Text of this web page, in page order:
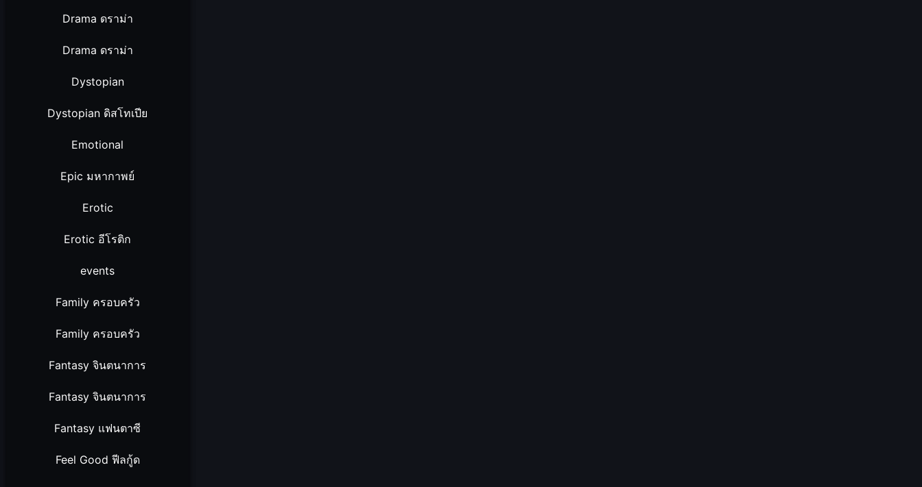
Drama ดราม่า
Drama ดราม่า
Dystopian
Dystopian ดิสโทเปีย
Emotional
Epic มหากาพย์
Erotic
Erotic อีโรติก
events
Family ครอบครัว
Family ครอบครัว
Fantasy จินตนาการ
Fantasy จินตนาการ
Fantasy แฟนตาซี
Feel Good ฟีลกู้ด